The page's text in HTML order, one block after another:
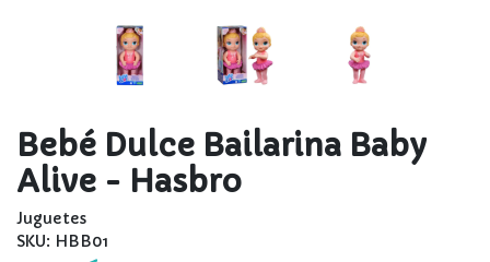
Bebé Dulce Bailarina Baby
Alive - Hasbro
Juguetes
SKU: HBB01